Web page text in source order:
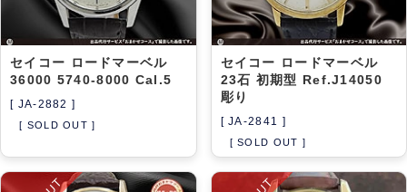
セイコー ロードマーベル
36000 5740-8000 Cal.5
[ JA-2882 ]
[ SOLD OUT ]
セイコー ロードマーベル
23石 初期型 Ref.J14050
彫り
[ JA-2841 ]
[ SOLD OUT ]